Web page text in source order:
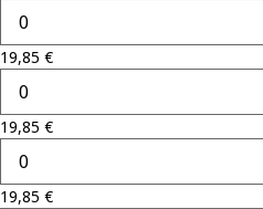
19,85 €
19,85 €
19,85 €